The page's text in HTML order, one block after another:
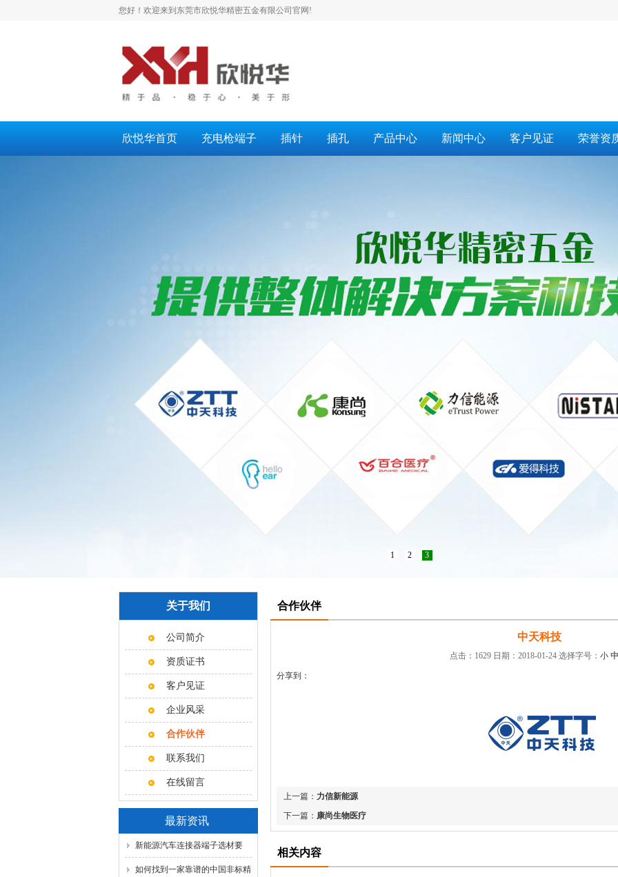
您好！欢迎来到东莞市欣悦华精密五金有限公司官网!
欣悦华首页 充电枪端子 插针 插孔 产品中心 新闻中心 客户见证 荣誉资
1 2 3
关于我们
公司简介
资质证书
客户见证
企业风采
合作伙伴
联系我们
在线留言
最新资讯
新能源汽车连接器端子选材要
点，磷铜与黄铜怎么选？
如何找到一家靠谱的中国非标精
合作伙伴
中天科技
点击：1629 日期：2018-01-24 选择字号： 小 中
分享到：
上一篇： 力信新能源
下一篇： 康尚生物医疗
相关内容